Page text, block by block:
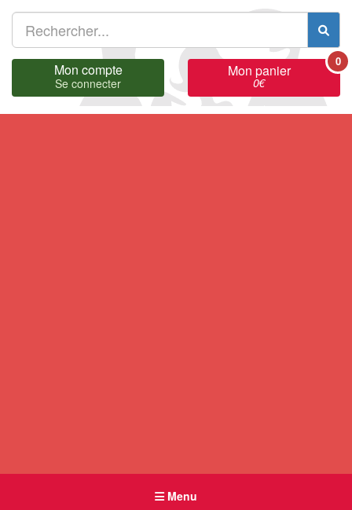
Mon compte
Se connecter
Mon panier
0€
0
Menu